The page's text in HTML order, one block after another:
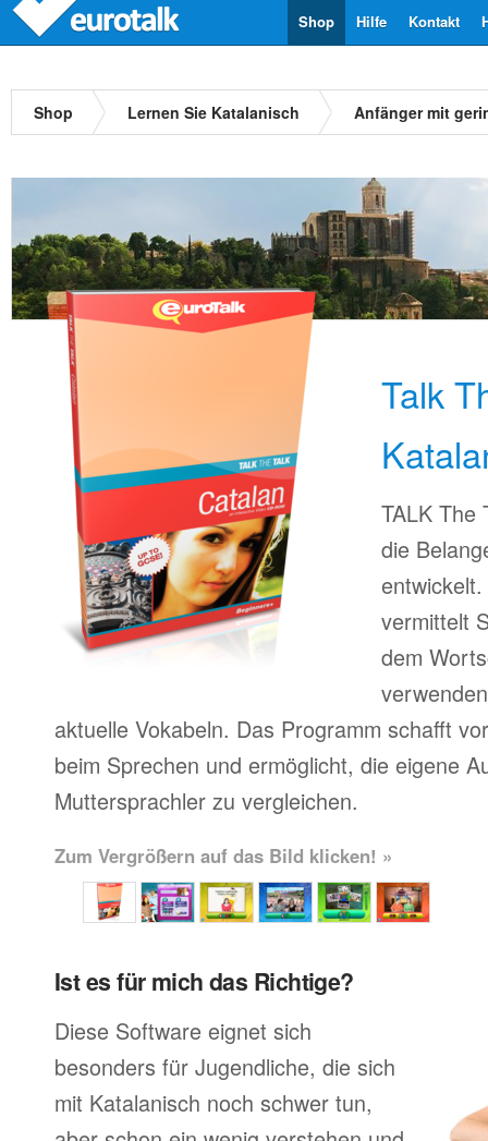
Kontakt
Hilfe
Shop
Shop Lernen Sie Katalanisch Anfänger mit
Talk
TALK The
die
vermittelt
dem
aktuelle Vokabeln. Das Programm schafft
beim Sprechen und ermöglicht, die eigene
Muttersprachler zu vergleichen.
Zum Vergrößern auf das Bild klicken! »
Ist es für mich das Richtige?
Diese Software eignet sich
besonders für Jugendliche, die sich
mit Katalanisch noch schwer tun,